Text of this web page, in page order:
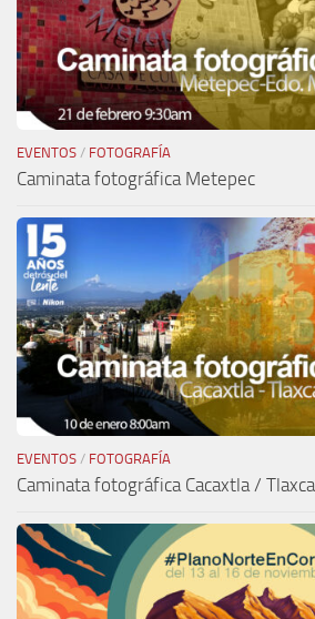
EVENTOS / FOTOGRAFÍA
Caminata fotográfica Metepec
EVENTOS / FOTOGRAFÍA
Caminata fotográfica Cacaxtla /